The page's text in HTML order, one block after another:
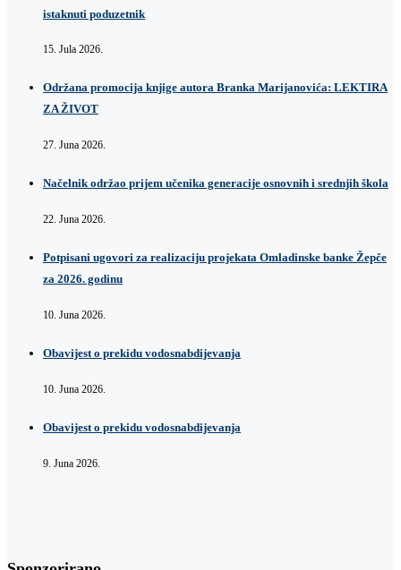
istaknuti poduzetnik
15. Jula 2026.
Održana promocija knjige autora Branka Marijanovića: LEKTIRA
ZA ŽIVOT
27. Juna 2026.
Načelnik održao prijem učenika generacije osnovnih i srednjih škola
22. Juna 2026.
Potpisani ugovori za realizaciju projekata Omladinske banke Žepče
za 2026. godinu
10. Juna 2026.
Obavijest o prekidu vodosnabdijevanja
10. Juna 2026.
Obavijest o prekidu vodosnabdijevanja
9. Juna 2026.